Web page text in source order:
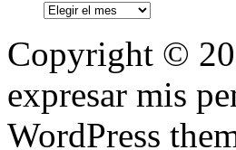
Archivos
Copyright ©
expresar mis
WordPress